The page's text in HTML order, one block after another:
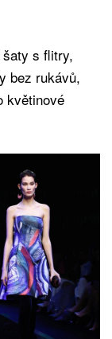
s flitry,
bez rukávů,
květinové